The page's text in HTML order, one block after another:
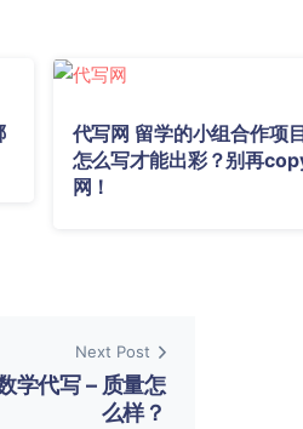
代写网 留学的小组合作项
怎么写才能出彩？别再
网！
Next Post
学代写 – 质量怎
么样？